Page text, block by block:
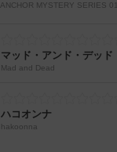
ANCHOR MYSTERY SERIES 01
マッド・アンド・デッド
Mad and Dead
ハコオンナ
hakoonna